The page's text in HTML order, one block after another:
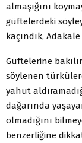
almaşığını
güftelerdeki
kaçındık,
Güftelerine
söylenen
yahut
dağarında
olmadığını
benzerliğine